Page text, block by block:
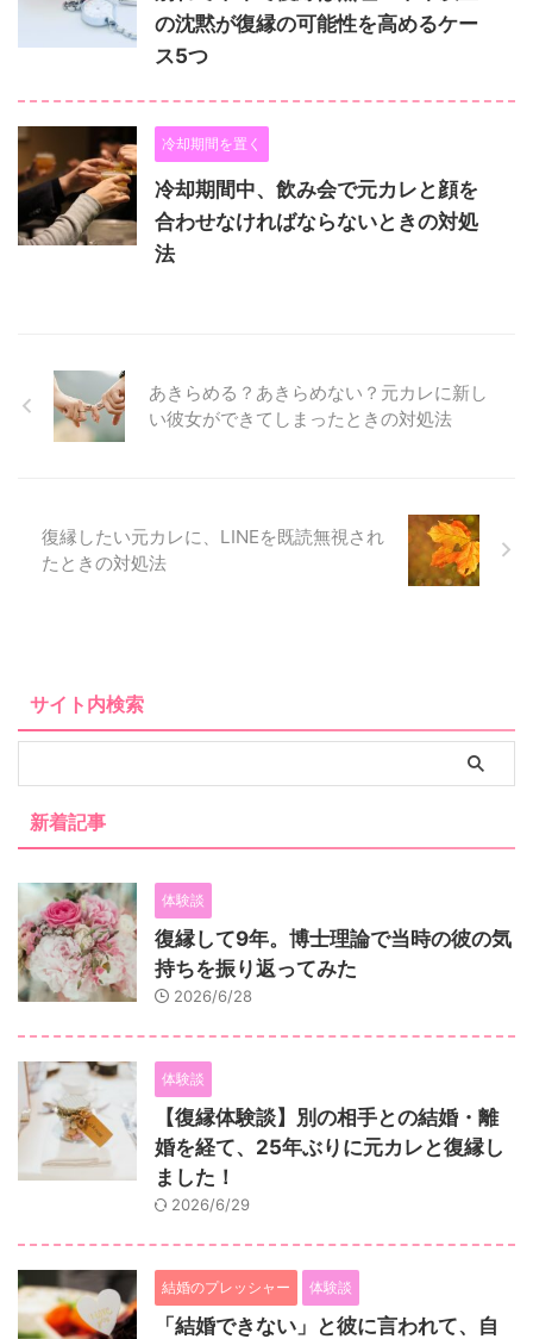
の沈黙が復縁の可能性を高めるケー
ス5つ
冷却期間を置く
冷却期間中、飲み会で元カレと顔を
合わせなければならないときの対処
法
あきらめる？あきらめない？元カレに新し
い彼女ができてしまったときの対処法
復縁したい元カレに、LINEを既読無視され
たときの対処法
サイト内検索
新着記事
体験談
復縁して9年。博士理論で当時の彼の気
持ちを振り返ってみた
2026/6/28
体験談
【復縁体験談】別の相手との結婚・離
婚を経て、25年ぶりに元カレと復縁し
ました！
2026/6/29
結婚のプレッシャー 体験談
「結婚できない」と彼に言われて、自